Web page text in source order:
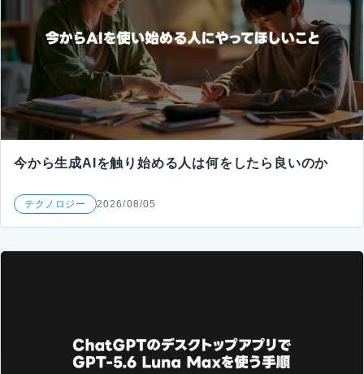
今から生成AIを触り始める人は何をしたら良いのか
テクノロジー 2026/08/05